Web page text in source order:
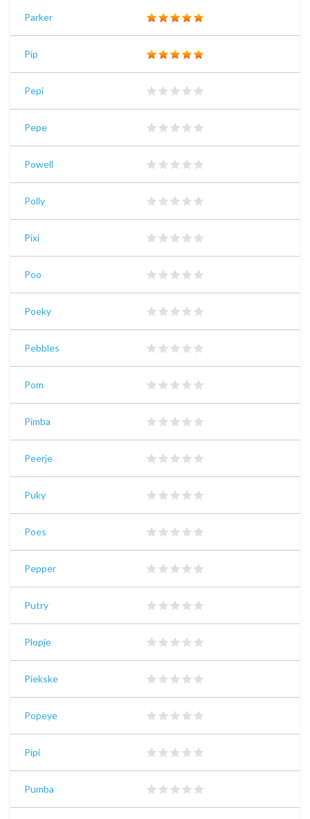
Parker
Pip
Pepi
Pepe
Powell
Polly
Pixi
Poo
Poeky
Pebbles
Pom
Pimba
Peerje
Puky
Poes
Pepper
Putry
Plopje
Piekske
Popeye
Pipi
Pumba